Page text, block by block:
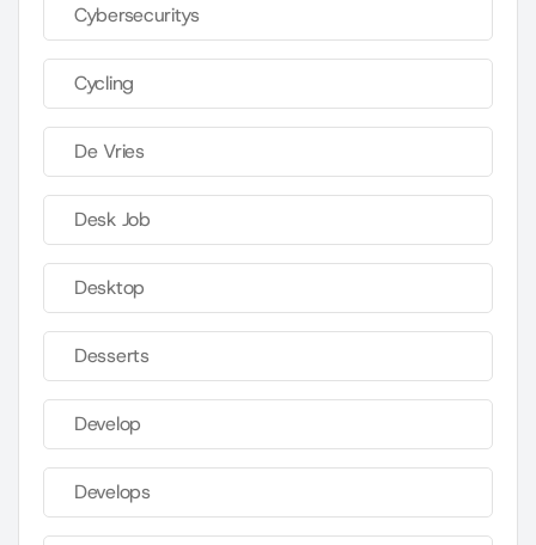
Cybersecuritys
Cycling
De Vries
Desk Job
Desktop
Desserts
Develop
Develops